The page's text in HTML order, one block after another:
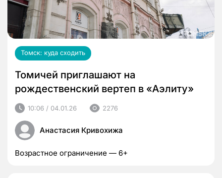
Томск: куда сходить
Томичей приглашают на
рождественский вертеп в «Аэлиту»
10:06 / 04.01.26 2276
Анастасия Кривохижа
Возрастное ограничение — 6+